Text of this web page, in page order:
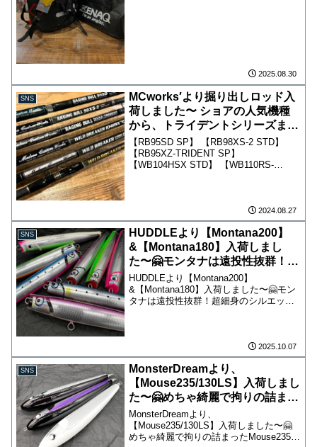
2025.08.30
SNS
MCworks′より掘り出しロッド入
荷しました〜 ショアの人気機種
から、トライデントシリーズまで
多数入荷です！
【RB95SD SP】 【RB98XS-2 STD】
【RB95XZ-TRIDENT SP】
【WB104HSX STD】 【WB110RS-
2024.08.27
SNS
HUDDLEより【Montana200】
&【Montana180】入荷しまし
た〜🤗モンタナは遠投性抜群！超
細身のシルエットで動き過ぎない
バブルスイムアクションが青物を
魅了！ショアのヒラマサや大型青
てください！オンラインショップ
からもご購入頂けます😄
HUDDLEより【Montana200】
&【Montana180】入荷しました〜🤗モン
タナは遠投性抜群！超細身のシルエット
2025.10.07
SNS
MonsterDreamより、
【Mouse235/130LS】入荷しまし
た〜🤗めちゃ綺麗で拘りの詰まっ
たMouse235！オフショア、ロッ
クショアのヒラマサアングラーに
是非使って頂きたい1本です！
MonsterDreamより、
【Mouse235/130LS】入荷しました〜🤗
めちゃ綺麗で拘りの詰まったMouse235！